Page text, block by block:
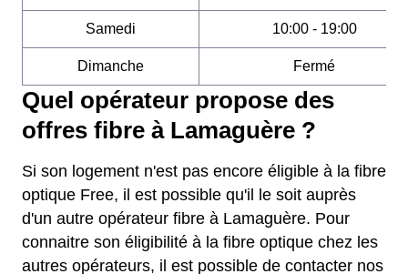
Samedi 10:00 - 19:00
Dimanche Fermé
Quel opérateur propose des
offres fibre à Lamaguère ?
Si son logement n'est pas encore éligible à la fibre
optique Free, il est possible qu'il le soit auprès
d'un autre opérateur fibre à Lamaguère. Pour
connaitre son éligibilité à la fibre optique chez les
autres opérateurs, il est possible de contacter nos